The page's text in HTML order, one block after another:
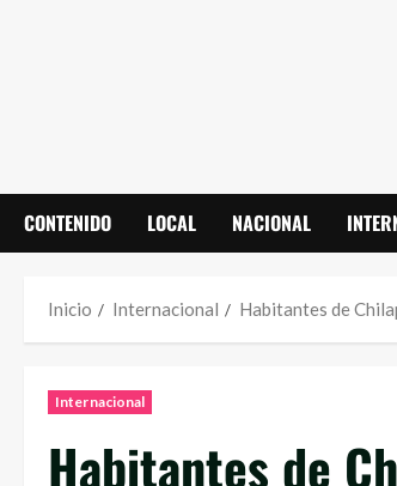
CONTENIDO LOCAL NACIONAL
Inicio Internacional Habitantes de
Internacional
Habitantes de